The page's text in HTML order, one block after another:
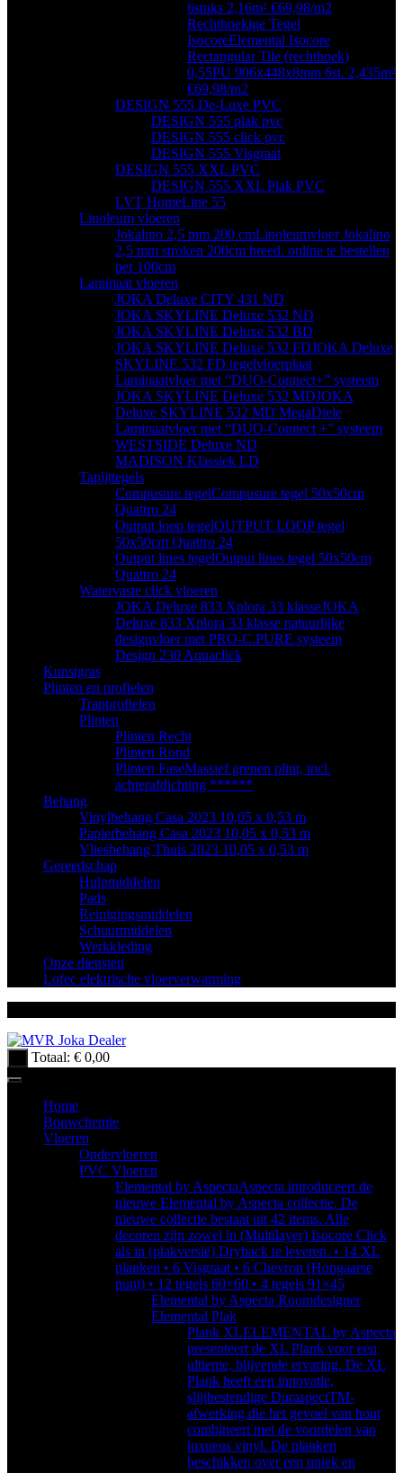
6stuks 2,16m² €69,98/m2
Rechthoekige Tegel
IsocoreElemental Isocore
Rectangular Tile (rechthoek)
0,55PU 906x448x8mm 6st. 2,435m²
€69,98/m2
DESIGN 555 De-Luxe PVC
DESIGN 555 plak pvc
DESIGN 555 click pvc
DESIGN 555 Visgraat
DESIGN 555 XXL PVC
DESIGN 555 XXL Plak PVC
LVT HomeLine 55
Linoleum vloeren
Jokalino 2,5 mm 200 cmLinoleumvloer Jokalino
2,5 mm stroken 200cm breed. online te bestellen
per 100cm
Laminaat vloeren
JOKA Deluxe CITY 431 ND
JOKA SKYLINE Deluxe 532 ND
JOKA SKYLINE Deluxe 532 BD
JOKA SKYLINE Deluxe 532 FDJOKA Deluxe
SKYLINE 532 FD tegelvloerplaat
Laminaatvloer met “DUO-Connect+” systeem
JOKA SKYLINE Deluxe 532 MDJOKA
Deluxe SKYLINE 532 MD MegaDiele
Laminaatvloer met “DUO-Connect +” systeem
WESTSIDE Deluxe ND
MADISON Klassiek LD
Tapijttegels
Compusure tegelCompusure tegel 50x50cm
Quattro 24
Output loop tegelOUTPUT LOOP tegel
50x50cm Quattro 24
Output lines tegelOutput lines tegel 50x50cm
Quattro 24
Watervaste click vloeren
JOKA Deluxe 833 Xplora 33 klasseJOKA
Deluxe 833 Xplora 33 klasse natuurlijke
designvloer met PRO-C.PURE systeem
Design 230 Aquaclick
Kunstgras
Plinten en profielen
Trapprofielen
Plinten
Plinten Recht
Plinten Rond
Plinten FaseMassief grenen plint, incl.
achterafdichting ******
Behang
Vinylbehang Casa 2023 10,05 x 0,53 m
Papierbehang Casa 2023 10,05 x 0,53 m
Vliesbehang Thuis 2023 10,05 x 0,53 m
Gereedschap
Hulpmiddelen
Pads
Reinigingsmiddelen
Schuurmiddelen
Werkkleding
Onze diensten
Lofec elektrische vloerverwarming
Totaal: € 0,00
Home
Bouwchemie
Vloeren
Ondervloeren
PVC Vloeren
Elemental by AspectaAspecta introduceert de
nieuwe Elemental by Aspecta collectie. De
nieuwe collectie bestaat uit 42 items. Alle
decoren zijn zowel in (Multilayer) Isocore Click
als in (plakversie) Dryback te leveren. • 14 XL
planken • 6 Visgraat • 6 Chevron (Hongaarse
punt) • 12 tegels 60×60 • 4 tegels 91×45
Elemental by Aspecta Roomdesigner
Elemental Plak
Plank XLELEMENTAL by Aspecta
presenteert de XL Plank voor een
ultieme, blijvende ervaring. De XL
Plank heeft een innovatie,
slijtbestendige DuraspectTM-
afwerking die het gevoel van hout
combineert met de voordelen van
luxueus vinyl. De planken
beschikken over een uniek en